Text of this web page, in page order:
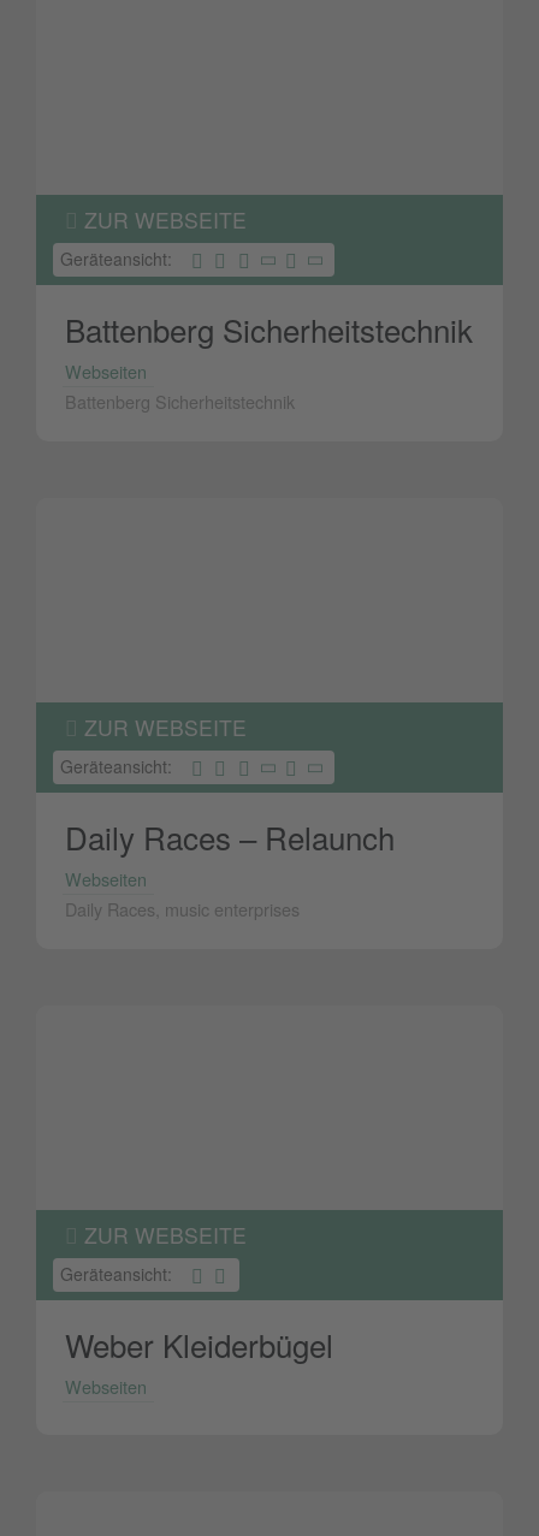
ZUR WEBSEITE
Geräteansicht:
Battenberg Sicherheitstechnik
Webseiten
Battenberg Sicherheitstechnik
ZUR WEBSEITE
Geräteansicht:
Daily Races – Relaunch
Webseiten
Daily Races, music enterprises
ZUR WEBSEITE
Geräteansicht:
Weber Kleiderbügel
Webseiten